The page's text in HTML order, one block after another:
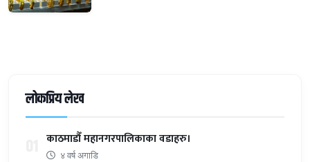
लोकप्रिय लेख
काठमाडौँ महानगरपालिकाका वडाहरु।
४ वर्ष अगाडि